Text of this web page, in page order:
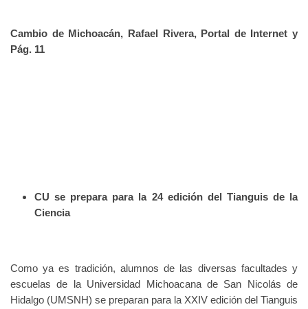
Cambio de Michoacán, Rafael Rivera, Portal de Internet y
Pág. 11
CU se prepara para la 24 edición del Tianguis de la
Ciencia
Como ya es tradición, alumnos de las diversas facultades y
escuelas de la Universidad Michoacana de San Nicolás de
Hidalgo (UMSNH) se preparan para la XXIV edición del Tianguis